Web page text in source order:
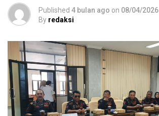
Published 4 bulan ago on 08/04/2026
By redaksi